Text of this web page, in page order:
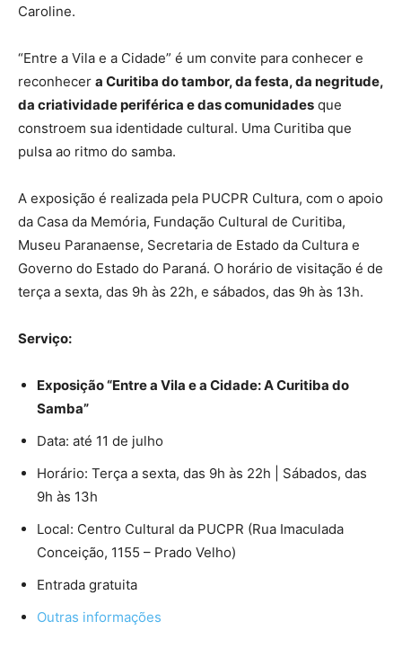
Caroline.
“Entre a Vila e a Cidade” é um convite para conhecer e
reconhecer a Curitiba do tambor, da festa, da negritude,
da criatividade periférica e das comunidades que
constroem sua identidade cultural. Uma Curitiba que
pulsa ao ritmo do samba.
A exposição é realizada pela PUCPR Cultura, com o apoio
da Casa da Memória, Fundação Cultural de Curitiba,
Museu Paranaense, Secretaria de Estado da Cultura e
Governo do Estado do Paraná. O horário de visitação é de
terça a sexta, das 9h às 22h, e sábados, das 9h às 13h.
Serviço:
Exposição “Entre a Vila e a Cidade: A Curitiba do
Samba”
Data: até 11 de julho
Horário: Terça a sexta, das 9h às 22h | Sábados, das
9h às 13h
Local: Centro Cultural da PUCPR (Rua Imaculada
Conceição, 1155 – Prado Velho)
Entrada gratuita
Outras informações